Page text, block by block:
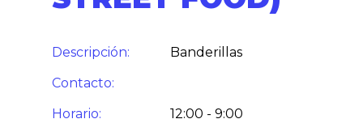
Descripción:
Banderillas
Contacto:
Horario:
12:00 - 9:00